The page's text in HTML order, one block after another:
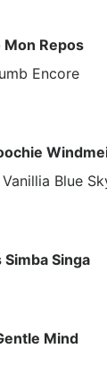
Repos
Encore
Blue
Simba Singa
Mind